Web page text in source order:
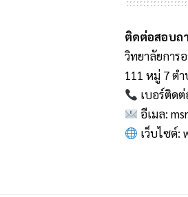
ติดต่อสอบถ
วิทยาลัยการ
111 หมู่ 7 ต
เบอร์ติด
อีเมล:
เว็บไซต์: